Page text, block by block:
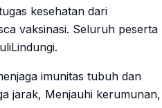
kesehatan dari
vaksinasi. Seluruh peserta
imunitas tubuh dan
jarak, Menjauhi kerumunan,